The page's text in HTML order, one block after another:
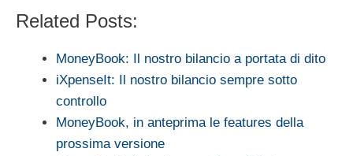
Related Posts:
MoneyBook: Il nostro bilancio a portata di dito
iXpenseIt: Il nostro bilancio sempre sotto
controllo
MoneyBook, in anteprima le features della
prossima versione